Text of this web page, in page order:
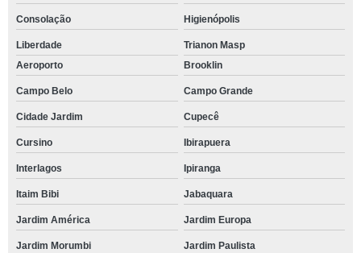
Consolação Higienópolis
Liberdade
Trianon Masp
Aeroporto
Brooklin
Campo Belo Campo Grande
Cidade Jardim Cupecê
Cursino Ibirapuera
Interlagos Ipiranga
Itaim Bibi Jabaquara
Jardim América Jardim Europa
Jardim Morumbi Jardim Paulista